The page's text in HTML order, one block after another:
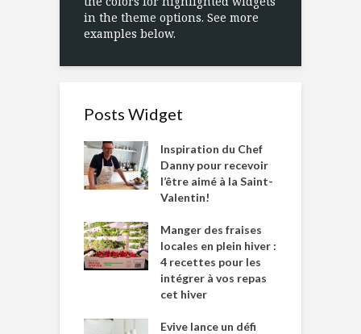
in the theme options. See more
examples below.
Posts Widget
Inspiration du Chef
Danny pour recevoir
l’être aimé à la Saint-
Valentin!
Manger des fraises
locales en plein hiver :
4 recettes pour les
intégrer à vos repas
cet hiver
Evive lance un défi